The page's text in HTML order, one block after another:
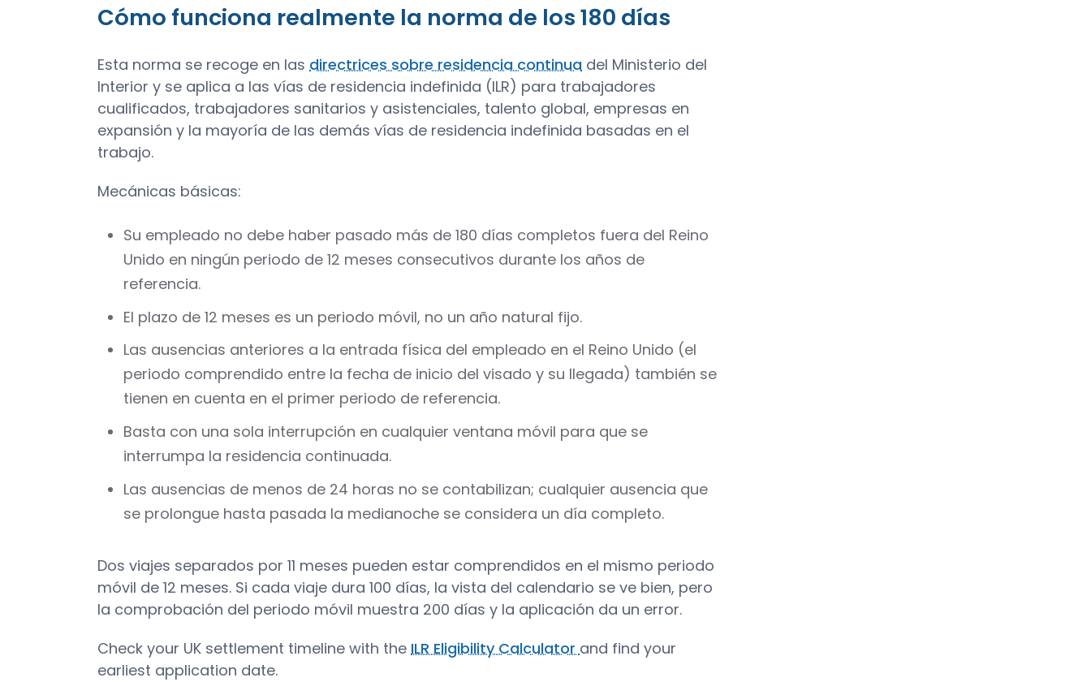
Cómo funciona realmente la norma de los 180 días
Esta norma se recoge en las directrices sobre residencia continua del Ministerio del
Interior y se aplica a las vías de residencia indefinida (ILR) para trabajadores
cualificados, trabajadores sanitarios y asistenciales, talento global, empresas en
expansión y la mayoría de las demás vías de residencia indefinida basadas en el
trabajo.
Mecánicas básicas:
Su empleado no debe haber pasado más de 180 días completos fuera del Reino
Unido en ningún periodo de 12 meses consecutivos durante los años de
referencia.
El plazo de 12 meses es un periodo móvil, no un año natural fijo.
Las ausencias anteriores a la entrada física del empleado en el Reino Unido (el
periodo comprendido entre la fecha de inicio del visado y su llegada) también se
tienen en cuenta en el primer periodo de referencia.
Basta con una sola interrupción en cualquier ventana móvil para que se
interrumpa la residencia continuada.
Las ausencias de menos de 24 horas no se contabilizan; cualquier ausencia que
se prolongue hasta pasada la medianoche se considera un día completo.
Dos viajes separados por 11 meses pueden estar comprendidos en el mismo periodo
móvil de 12 meses. Si cada viaje dura 100 días, la vista del calendario se ve bien, pero
la comprobación del periodo móvil muestra 200 días y la aplicación da un error.
Check your UK settlement timeline with theILR Eligibility Calculatorand find your
earliest application date.